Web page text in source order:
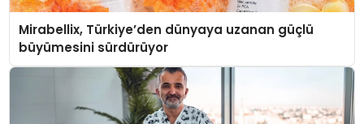
Mirabellix, Türkiye’den dünyaya uzanan güçlü
büyümesini sürdürüyor